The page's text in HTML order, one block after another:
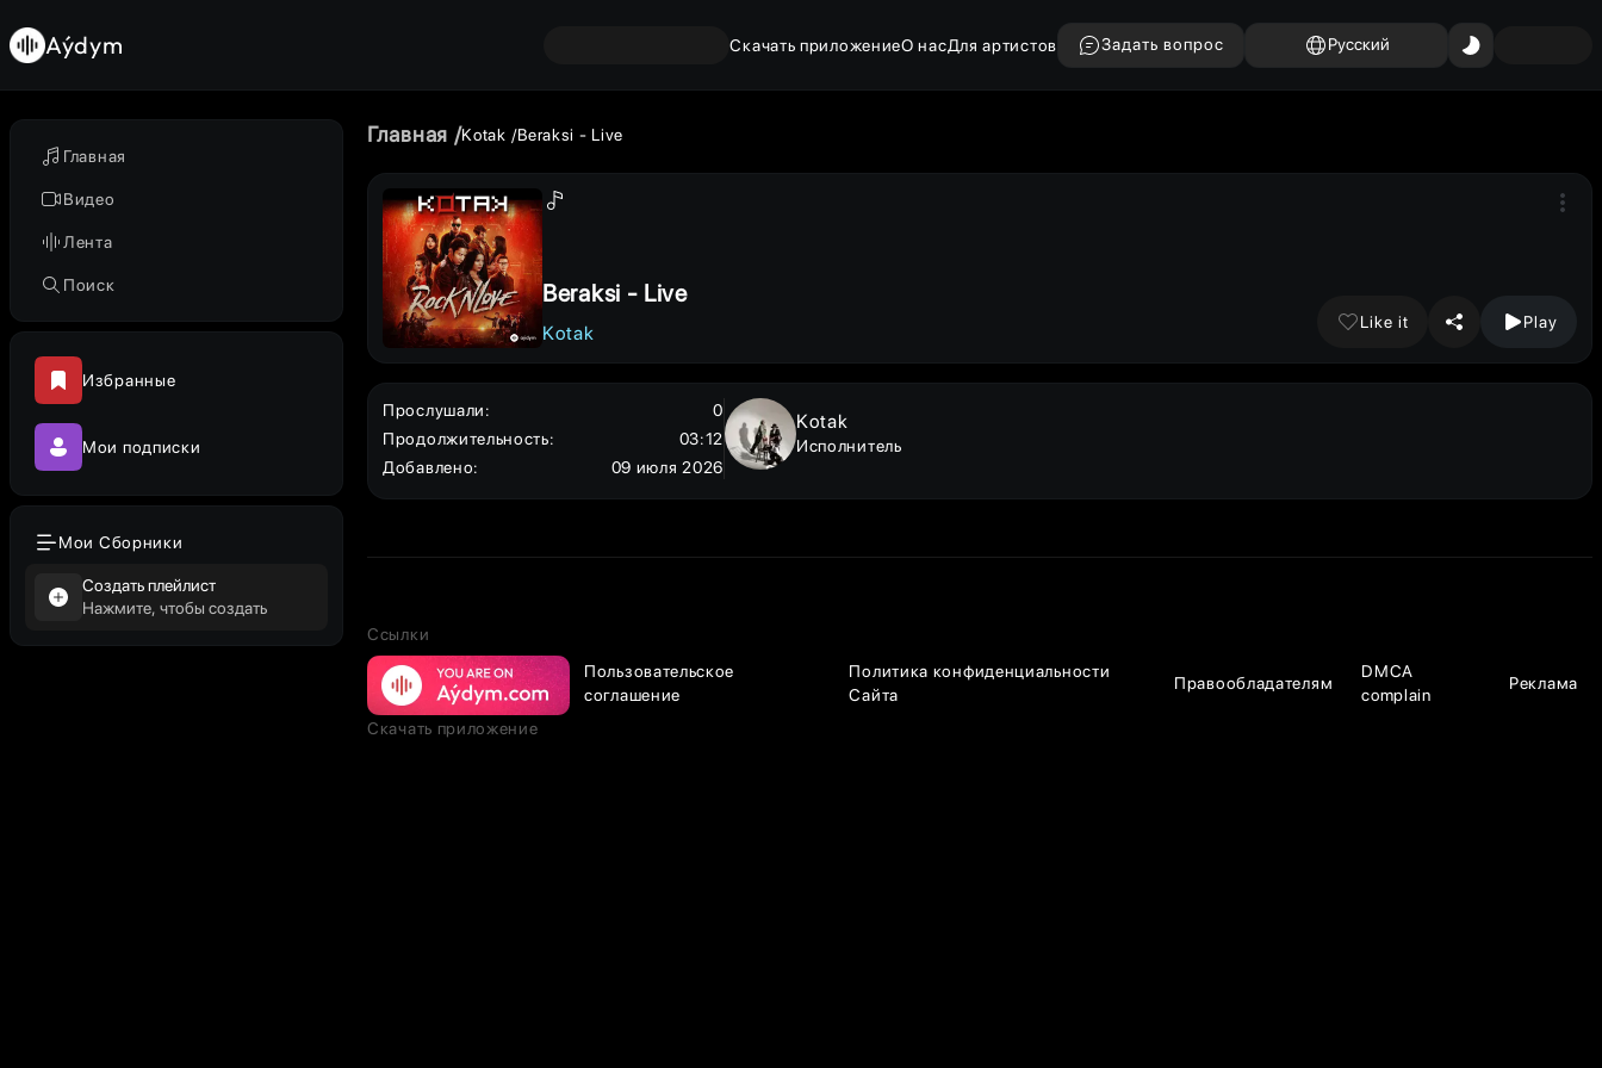
Главная
Видео
Лента
Поиск
Избранные
Мои подписки
Мои Сборники
Создать плейлист
Нажмите, чтобы создать
Aýdym Скачать приложениеО насДля артистов Задать вопрос Русский
Главная Kotak Beraksi - Live
Beraksi - Live
Kotak
Like it Play
Прослушали:
0
Продолжительность:
03:12
Добавлено: 09 июля 2026
Kotak
Исполнитель
Ссылки
Пользовательское
соглашение
Политика конфиденциальности
Сайта
Правообладателям
DMCA
complain
Реклама
Скачать приложение